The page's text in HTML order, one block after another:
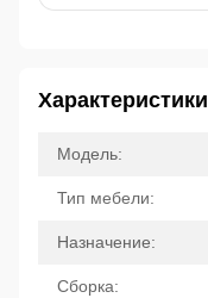
Характеристики
Модель:
Тип мебели:
Назначение:
Сборка: